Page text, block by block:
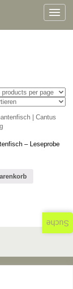
Toggle
– Leseprobe
Suche